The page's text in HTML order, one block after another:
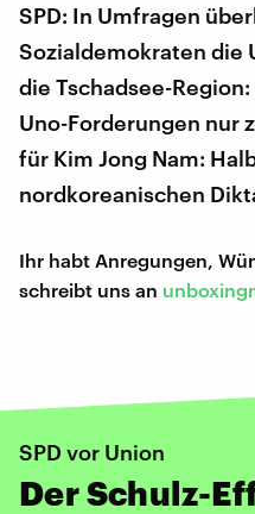
SPD: In Umfragen
Sozialdemokraten die
die Tschadsee-
Uno-Forderungen nur
für Kim Jong Nam:
nordkoreanischen
Ihr habt Anregungen,
schreibt uns an
SPD vor Union
Der Schulz-